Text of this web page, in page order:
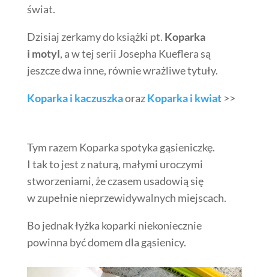
świat.
Dzisiaj zerkamy do książki pt. Koparka
i motyl, a w tej serii Josepha Kueflera są
jeszcze dwa inne, równie wrażliwe tytuły.
Koparka i kaczuszkaorazKoparka i kwiat >>
Tym razem Koparka spotyka gąsieniczkę.
I tak to jest z naturą, małymi uroczymi
stworzeniami, że czasem usadowią się
w zupełnie nieprzewidywalnych miejscach.
Bo jednak łyżka koparki niekoniecznie
powinna być domem dla gąsienicy.